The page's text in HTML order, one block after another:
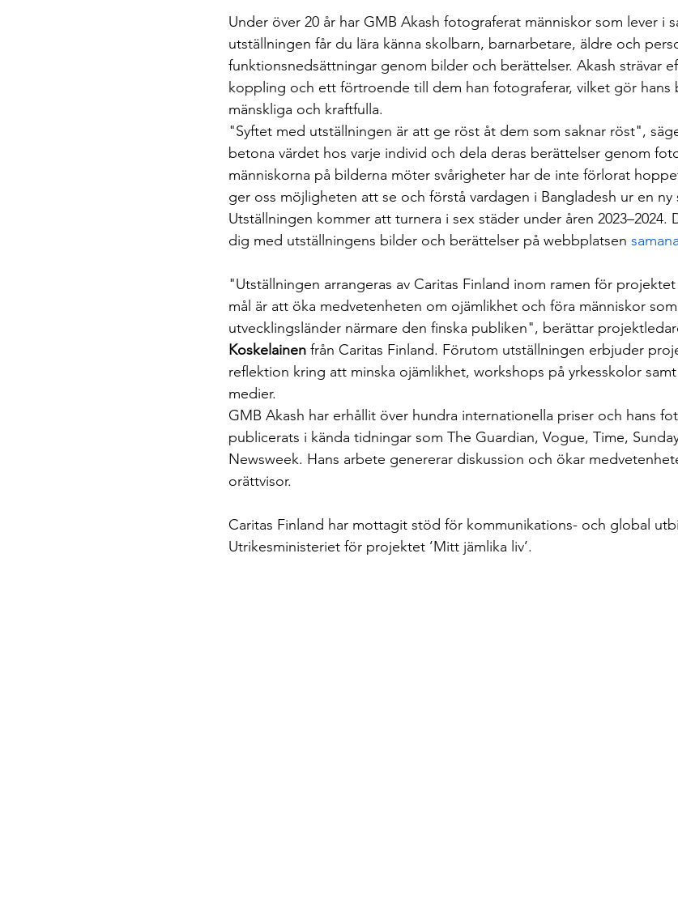
Under över 20 år har GMB Akash fotograferat människor som lever i
utställningen får du lära känna skolbarn, barnarbetare, äldre och
funktionsnedsättningar genom bilder och berättelser. Akash strävar
koppling och ett förtroende till dem han fotograferar, vilket gör hans
mänskliga och kraftfulla.
"Syftet med utställningen är att ge röst åt dem som saknar röst",
betona värdet hos varje individ och dela deras berättelser genom
människorna på bilderna möter svårigheter har de inte förlorat
ger oss möjligheten att se och förstå vardagen i Bangladesh ur en ny
Utställningen kommer att turnera i sex städer under åren 2023–2024.
dig med utställningens bilder och berättelser på webbplatsen
"Utställningen arrangeras av Caritas Finland inom ramen för
mål är att öka medvetenheten om ojämlikhet och föra människor
utvecklingsländer närmare den finska publiken", berättar
Koskelainen från Caritas Finland. Förutom utställningen erbjuder
reflektion kring att minska ojämlikhet, workshops på yrkesskolor
medier.
GMB Akash har erhållit över hundra internationella priser och hans
publicerats i kända tidningar som The Guardian, Vogue, Time,
Newsweek. Hans arbete genererar diskussion och ökar
orättvisor.
Caritas Finland har mottagit stöd för kommunikations- och global
Utrikesministeriet för projektet ’Mitt jämlika liv’.